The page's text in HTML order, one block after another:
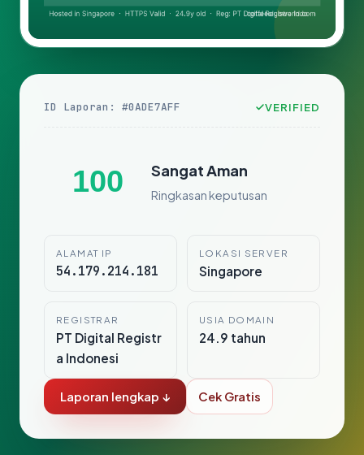
ID Laporan: #0ADE7AFF VERIFIED
100 Sangat Aman
Ringkasan keputusan
ALAMAT IP
54.179.214.181
LOKASI SERVER
Singapore
REGISTRAR
PT Digital Registr
a Indonesi
USIA DOMAIN
24.9 tahun
Laporan lengkap ↓ Cek Gratis